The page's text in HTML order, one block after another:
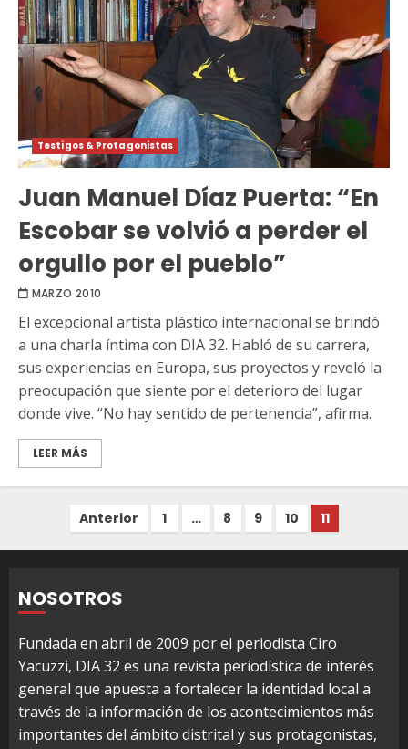
Testigos & Protagonistas
Juan Manuel Díaz Puerta: “En
Escobar se volvió a perder el
orgullo por el pueblo”
MARZO 2010
El excepcional artista plástico internacional se brindó
a una charla íntima con DIA 32. Habló de su carrera,
sus experiencias en Europa, sus proyectos y reveló la
preocupación que siente por el deterioro del lugar
donde vive. “No hay sentido de pertenencia”, afirma.
LEER MÁS
Paginación
de
Anterior 1 … 8 9 10 11
NOSOTROS
Fundada en abril de 2009 por el periodista Ciro
Yacuzzi, DIA 32 es una revista periodística de interés
general que apuesta a fortalecer la identidad local a
través de la información de los acontecimientos más
importantes del ámbito distrital y sus protagonistas,